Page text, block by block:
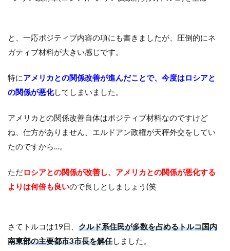
と、一応ポジティブ内容の項にも書きましたが、圧倒的にネ
ガティブ材料が大きい感じです。
特にアメリカとの関係改善が進んだことで、今度はロシアと
の関係が悪化してしまいました。
アメリカとの関係改善自体はポジティブ材料なのですけど
ね、仕方がありません、エルドアン政権が天秤外交をしてい
たのですから…。
ただロシアとの関係が改善し、アメリカとの関係が悪化する
よりは何倍も良いので良しとしましょう(笑
さてトルコは19日、 クルド系住民が多数を占めるトルコ国内
南東部の主要都市3市長を解任しました。